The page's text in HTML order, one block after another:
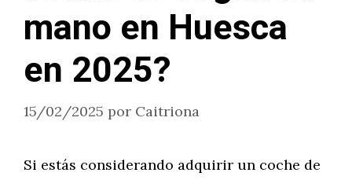
mano en Huesca
en 2025?
15/02/2025 por Caitriona
Si estás considerando adquirir un coche de